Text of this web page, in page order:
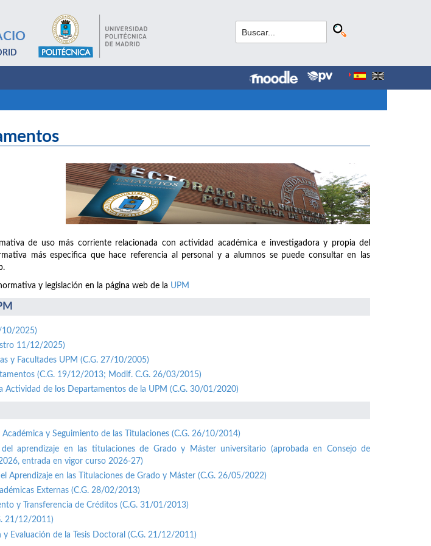
de uso más corriente relacionada con actividad académica e investigadora y propia del
más especifica que hace referencia al personal y a alumnos se puede consultar en las
y legislación en la página web de la UPM
10/2025)
11/12/2025)
y Facultades UPM (C.G. 27/10/2005)
(C.G. 19/12/2013; Modif. C.G. 26/03/2015)
Actividad de los Departamentos de la UPM (C.G. 30/01/2020)
y Seguimiento de las Titulaciones (C.G. 26/10/2014)
aprendizaje en las titulaciones de Grado y Máster universitario (aprobada en Consejo de
entrada en vigor curso 2026-27)
Aprendizaje en las Titulaciones de Grado y Máster (C.G. 26/05/2022)
Externas (C.G. 28/02/2013)
y Transferencia de Créditos (C.G. 31/01/2013)
21/12/2011)
y Evaluación de la Tesis Doctoral (C.G. 21/12/2011)